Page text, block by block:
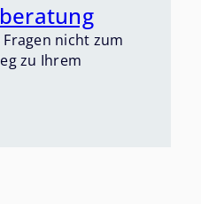
Fragen nicht zum
zu Ihrem